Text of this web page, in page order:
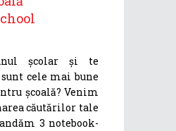
școlar și te
cele mai bune
școală? Venim
căutărilor tale
3 notebook-